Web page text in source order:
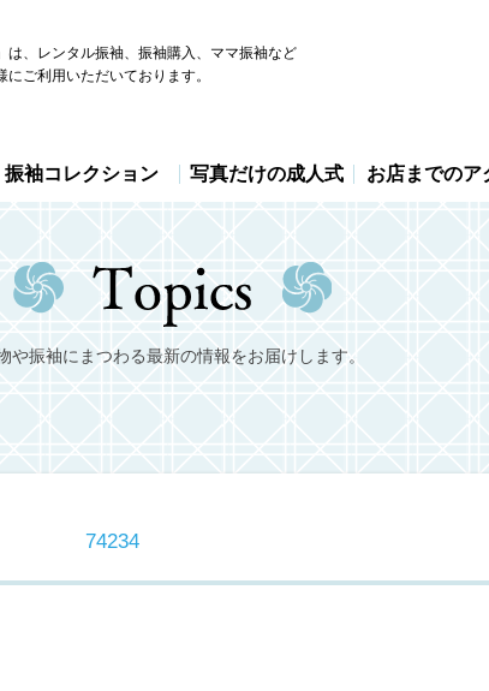
、レンタル振袖、振袖購入、ママ振袖など
ご利用いただいております。
振袖コレクション 写真だけの成人式 お店までのア
や振袖にまつわる最新の情報をお届けします。
74234